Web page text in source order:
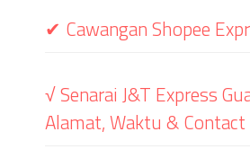
✔ Cawangan Shopee
√ Senarai J&T Express
Alamat, Waktu & Contact